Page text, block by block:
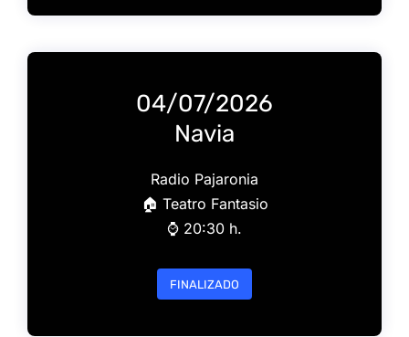
04/07/2026
Navia
Radio Pajaronia
🏠 Teatro Fantasio
⌚️ 20:30 h.
FINALIZADO